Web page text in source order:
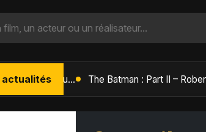
actualités L'Âge de Glace : Le Réveil du Volcan – Manny, Sid et Diego de retour pour une aventure explosive